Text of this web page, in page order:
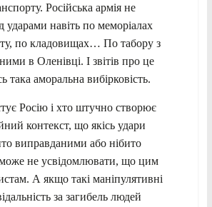
Російська армія не
ударами навіть по меморіалах
по кладовищах… По табору з
в Оленівці. І звітів про це
така аморальна вибірковість.
Росію і хто штучно створює
контекст, що якісь удари
виправданими або нібито
не усвідомлювати, що цим
А якщо такі маніпулятивні
за загибель людей